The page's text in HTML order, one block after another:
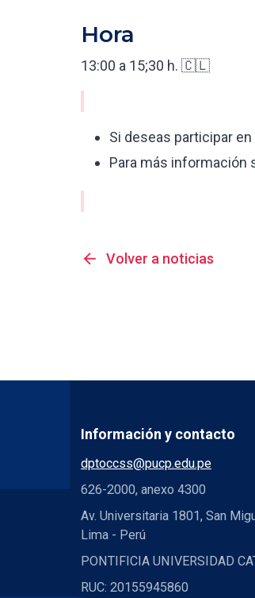
Hora
13:00 a 15;30 h. 🇨🇱
Si deseas participar
Para más información
arrow_back Volver a noticias
Información y contacto
dptoccss@pucp.edu.pe
626-2000, anexo 4300
Av. Universitaria 1801, San
Lima - Perú
PONTIFICIA UNIVERSIDAD
RUC: 20155945860